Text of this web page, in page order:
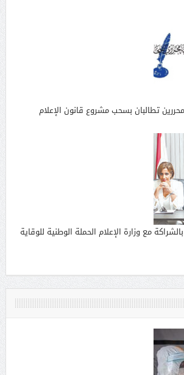
تطالبان بسحب مشروع قانون الإعلام
مع وزارة الإعلام الحملة الوطنية للوقاية